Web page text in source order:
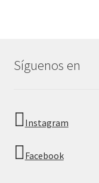
Síguenos en
Instagram
Facebook